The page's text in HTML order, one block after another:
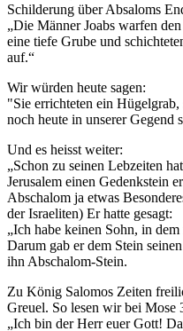
Schilderung über Absaloms
„Die Männer Joabs warfen
eine tiefe Grube und
auf.“
Wir würden heute sagen:
"Sie errichteten ein
noch heute in unserer Gegend
Und es heisst weiter:
„Schon zu seinen Lebzeiten
Jerusalem einen Gedenkstein
Abschalom ja etwas
der Israeliten) Er hatte gesagt:
„Ich habe keinen Sohn, in
Darum gab er dem Stein
ihn Abschalom-Stein.
Zu König Salomos Zeiten
Greuel. So lesen wir bei Mose
„Ich bin der Herr euer Gott!